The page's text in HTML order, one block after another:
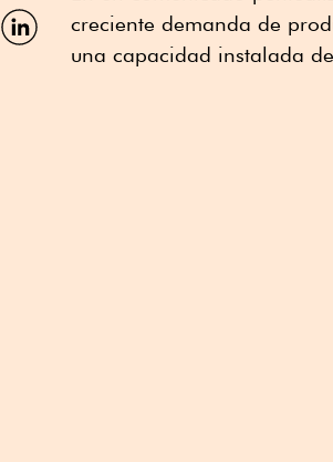
Facebook
Compartir
por
creciente demanda de
una capacidad instalada